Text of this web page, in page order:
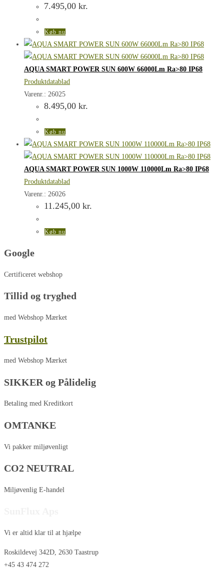
7.495,00 kr.
Køb nu
AQUA SMART POWER SUN 600W 66000Lm Ra>80 IP68
Produktdatablad
Varenr.: 26025
8.495,00 kr.
Køb nu
AQUA SMART POWER SUN 1000W 110000Lm Ra>80 IP68
Produktdatablad
Varenr.: 26026
11.245,00 kr.
Køb nu
Google
Certificeret webshop
Tillid og tryghed
med Webshop Mærket
Trustpilot
med Webshop Mærket
SIKKER og Pålidelig
Betaling med Kreditkort
OMTANKE
Vi pakker miljøvenligt
CO2 NEUTRAL
Miljøvenlig E-handel
Vi er altid klar til at hjælpe
Roskildevej 342D, 2630 Taastrup
+45 43 474 272